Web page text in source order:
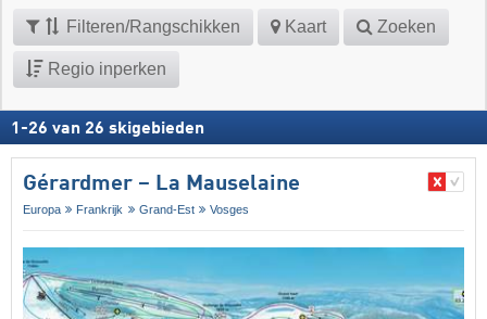
Filteren/Rangschikken Kaart Zoeken
Regio inperken
1 -26 van 26 skigebieden
Gérardmer – La Mauselaine
Europa Frankrijk Grand-Est Vosges